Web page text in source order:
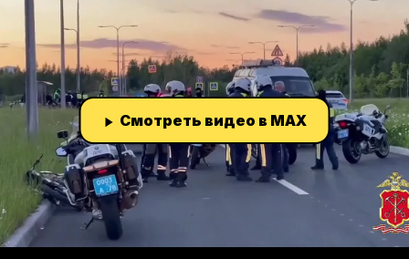
Смотреть видео в MAX